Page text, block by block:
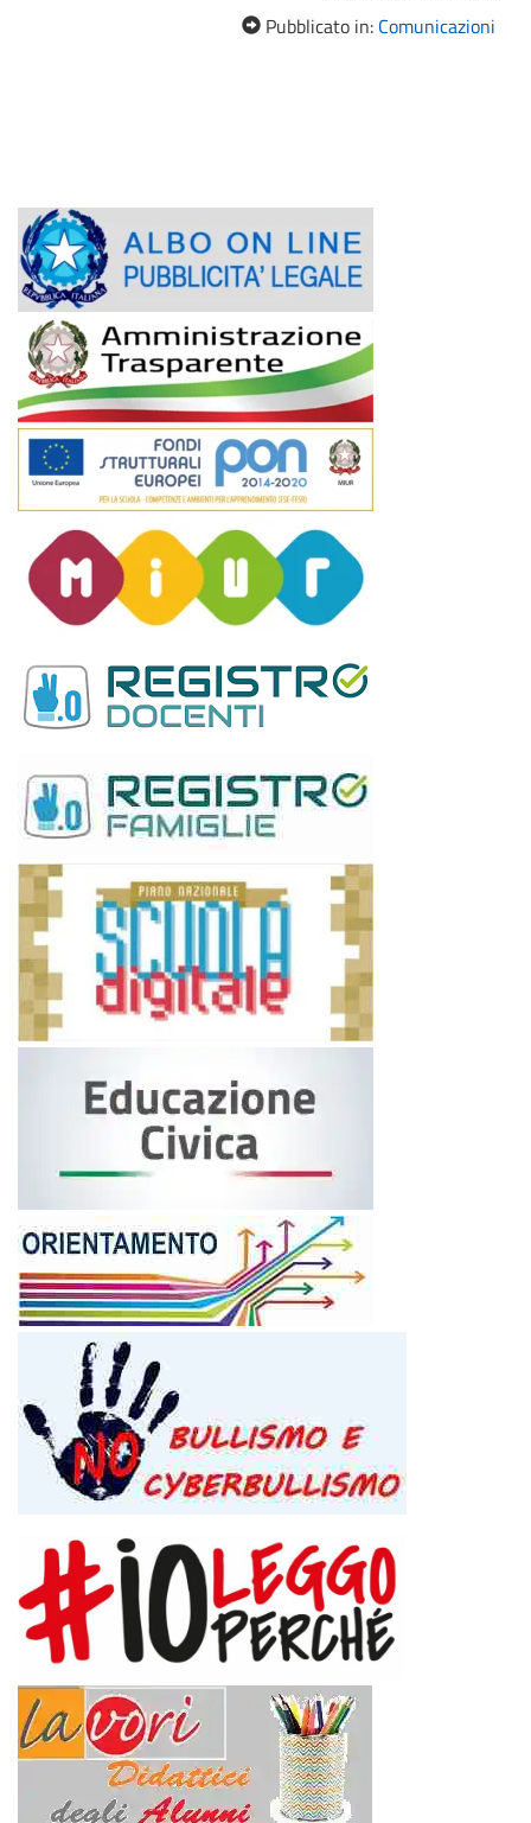
Pubblicato in: Comunicazioni